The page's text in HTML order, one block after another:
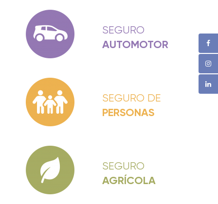
SEGURO
AUTOMOTOR
SEGURO DE
PERSONAS
SEGURO
AGRÍCOLA